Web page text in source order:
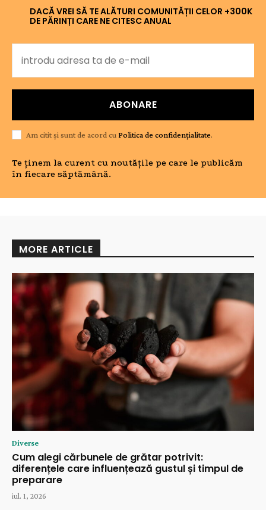
DACĂ VREI SĂ TE ALĂTURI COMUNITĂȚII CELOR +300K
DE PĂRINȚI CARE NE CITESC ANUAL
ABONARE
Am citit și sunt de acord cu Politica de confidențialitate.
Te ținem la curent cu noutățile pe care le publicăm
în fiecare săptămână.
MORE ARTICLE
Diverse
Cum alegi cărbunele de grătar potrivit:
diferențele care influențează gustul și timpul de
preparare
iul. 1, 2026